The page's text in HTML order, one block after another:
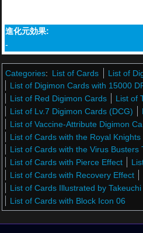
進化元効果:
-
Categories: List of Cards
List of
List of Digimon Cards with 15000
List of Red Digimon Cards
List of
List of Lv.7 Digimon Cards (DCG)
List of Vaccine-Attribute Digimon
List of Cards with the Royal Knights
List of Cards with the Virus Busters
List of Cards with Pierce Effect
List of Cards with Recovery Effect
List of Cards Illustrated by
List of Cards with Block Icon 06